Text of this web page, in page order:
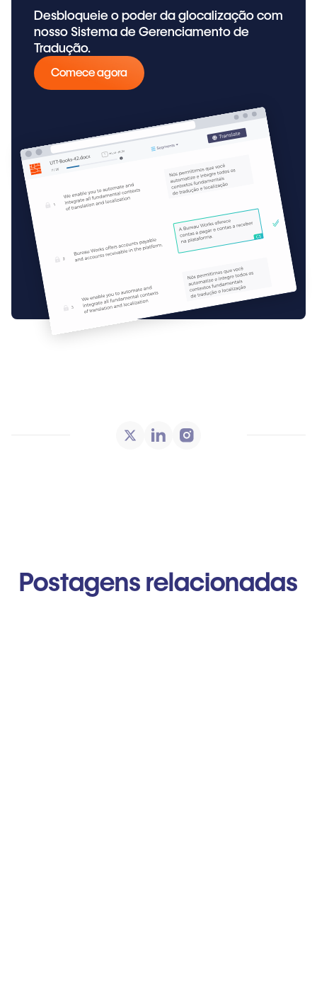
Desbloqueie o poder da glocalização com
nosso Sistema de Gerenciamento de
Tradução.
Comece agora
Postagens relacionadas